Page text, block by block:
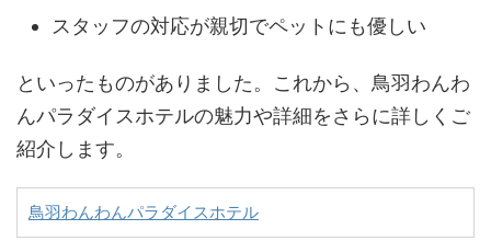
スタッフの対応が親切でペットにも優しい
といったものがありました。これから、鳥羽わんわ
んパラダイスホテルの魅力や詳細をさらに詳しくご
紹介します。
鳥羽わんわんパラダイスホテル